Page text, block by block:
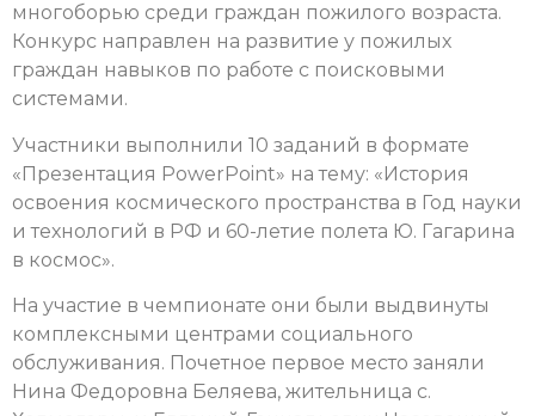
многоборью среди граждан пожилого возраста.
Конкурс направлен на развитие у пожилых
граждан навыков по работе с поисковыми
системами.
Участники выполнили 10 заданий в формате
«Презентация PowerPoint» на тему: «История
освоения космического пространства в Год науки
и технологий в РФ и 60-летие полета Ю. Гагарина
в космос».
На участие в чемпионате они были выдвинуты
комплексными центрами социального
обслуживания. Почетное первое место заняли
Нина Федоровна Беляева, жительница с.